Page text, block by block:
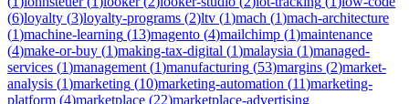
(6)loyalty (3)loyalty-programs (2)ltv (1)mach (1)mach-architecture
(1)machine-learning (13)magento (4)mailchimp (1)maintenance
(4)make-or-buy (1)making-tax-digital (1)malaysia (1)managed-
services (1)management (1)manufacturing (53)margins (2)market-
analysis (1)marketing (10)marketing-automation (11)marketing-
platform (4)marketplace (22)marketplace-advertising